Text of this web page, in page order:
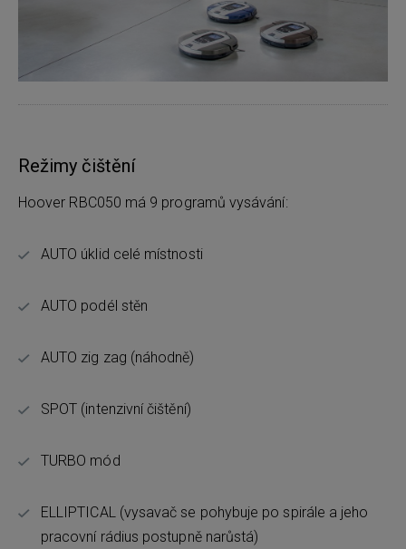
Režimy čištění
Hoover RBC050 má 9 programů vysávání:
AUTO úklid celé místnosti
AUTO podél stěn
AUTO zig zag (náhodně)
SPOT (intenzivní čištění)
TURBO mód
ELLIPTICAL (vysavač se pohybuje po spirále a jeho
pracovní rádius postupně narůstá)